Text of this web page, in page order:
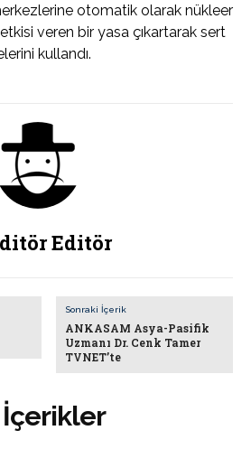
otomatik olarak nükleer
veren bir yasa çıkartarak sert
kullandı.
Editör
Sonraki İçerik
ANKASAM Asya-Pasifik
Uzmanı Dr. Cenk Tamer
TVNET’te